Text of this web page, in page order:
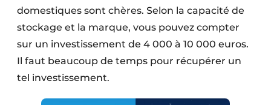
domestiques sont chères. Selon la capacité de
stockage et la marque, vous pouvez compter
sur un investissement de 4 000 à 10 000 euros.
Il faut beaucoup de temps pour récupérer un
tel investissement.